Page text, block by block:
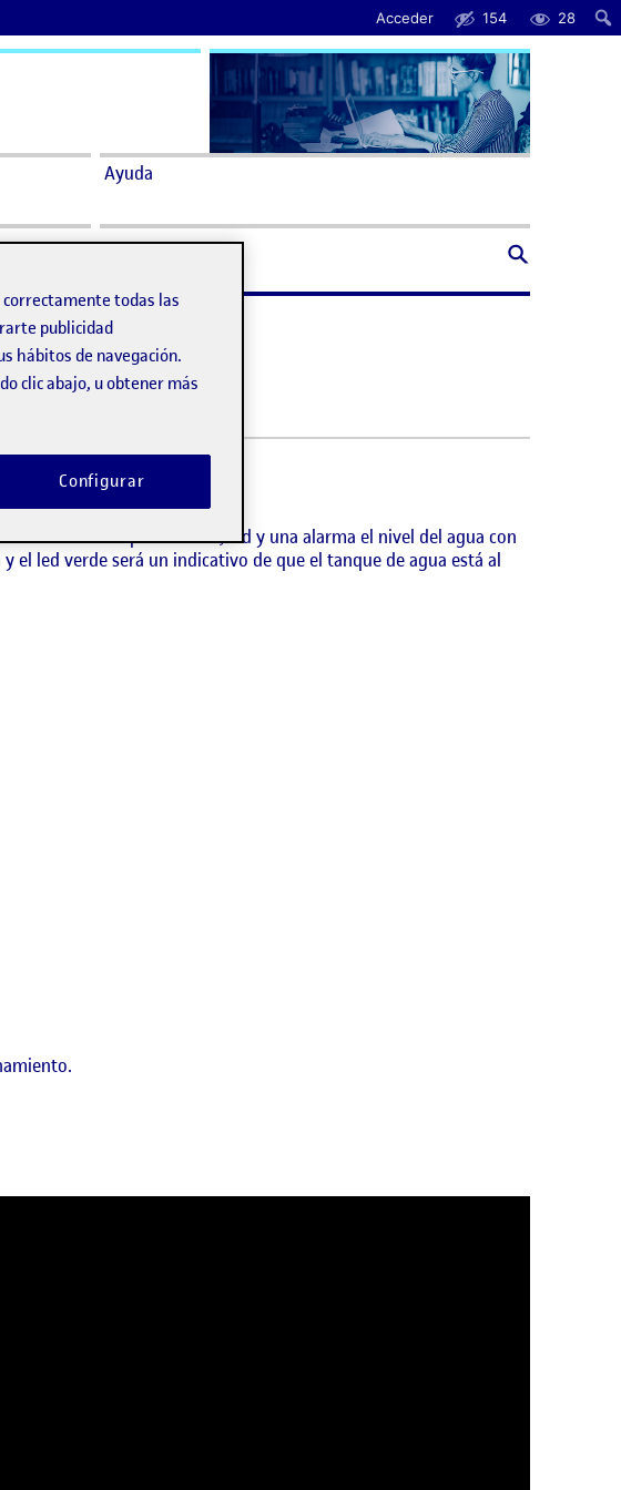
Acceder 154 28
Ayuda
mediante una pantalla led, led y una alarma el nivel del agua con
el led verde será un indicativo de que el tanque de agua está al
todas las
publicidad
hábitos de navegación.
clic abajo, u obtener más
Configurar